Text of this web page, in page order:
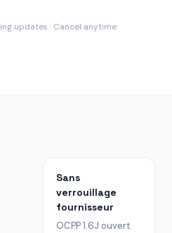
updates · Cancel anytime
Sans
verrouillage
fournisseur
OCPP 1.6J ouvert.